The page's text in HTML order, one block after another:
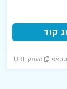
קוד
העתק URL